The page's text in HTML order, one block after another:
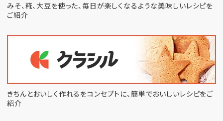
みそ、糀、大豆を使った、毎日が楽しくなるような美味しいレシピを
ご紹介
きちんとおいしく作れるをコンセプトに、簡単でおいしいレシピをご
紹介